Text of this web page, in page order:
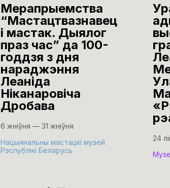
Мерапрыемства
“Мастацтвазнавец
і мастак. Дыялог
праз час” да 100-
годдзя з дня
нараджэння
Леаніда
Ніканаровіча
Дробава
6 жніўня — 31 жніўня
Нацыянальны мастацкі музей
Рэспублікі Беларусь
24